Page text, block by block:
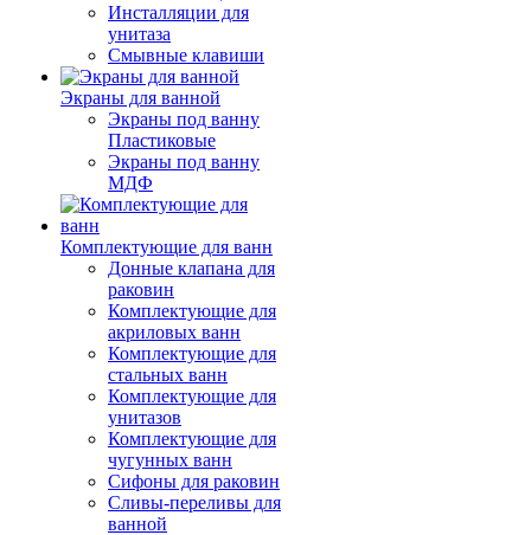
Инсталляции для
унитаза
Смывные клавиши
Экраны для ванной
Экраны под ванну
Пластиковые
Экраны под ванну
МДФ
Комплектующие для ванн
Донные клапана для
раковин
Комплектующие для
акриловых ванн
Комплектующие для
стальных ванн
Комплектующие для
унитазов
Комплектующие для
чугунных ванн
Сифоны для раковин
Сливы-переливы для
ванной